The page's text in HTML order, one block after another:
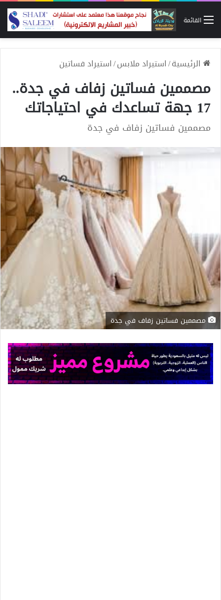
القائمة
الرئيسية/استيراد ملابس/استيراد فساتين
مصممين فساتين زفاف في جدة..
17 جهة تساعدك في احتياجاتك
مصممين فساتين زفاف في جدة
مصممين فساتين زفاف في جدة